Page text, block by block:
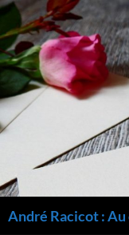
André Racicot :